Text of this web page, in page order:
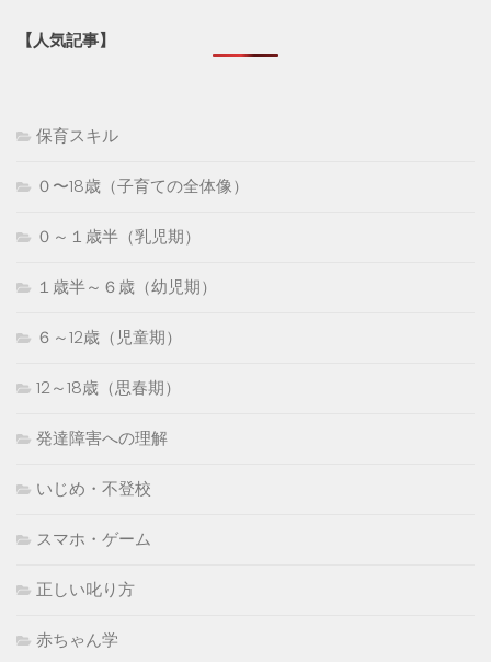
【人気記事】
保育スキル
０〜18歳（子育ての全体像）
０～１歳半（乳児期）
１歳半～６歳（幼児期）
６～12歳（児童期）
12～18歳（思春期）
発達障害への理解
いじめ・不登校
スマホ・ゲーム
正しい叱り方
赤ちゃん学